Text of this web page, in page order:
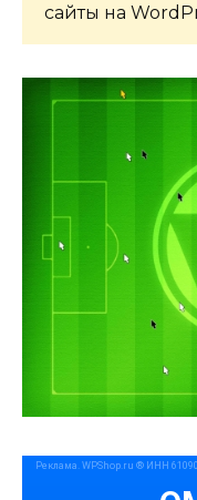
сайты на